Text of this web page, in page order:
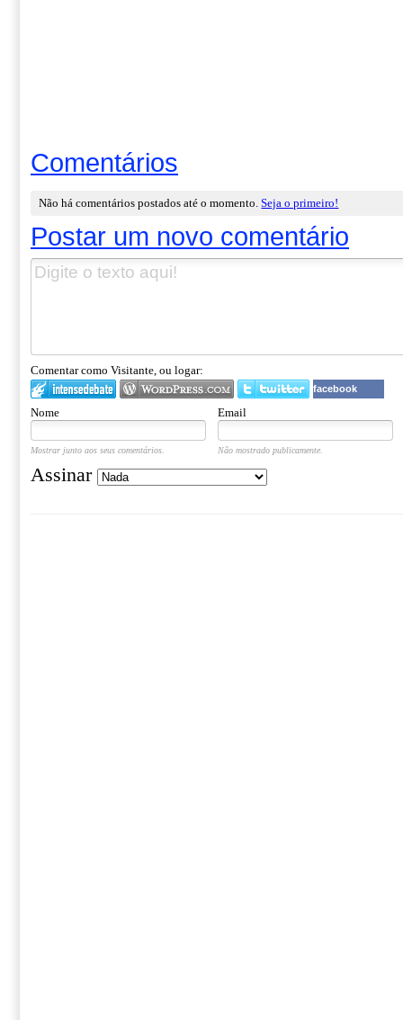
Comentários
Não há comentários postados até o momento.Seja o primeiro!
Postar um novo comentário
Comentar como Visitante, ou logar:
facebook
Nome Email
Mostrar junto aos seus comentários. Não mostrado publicamente.
Assinar